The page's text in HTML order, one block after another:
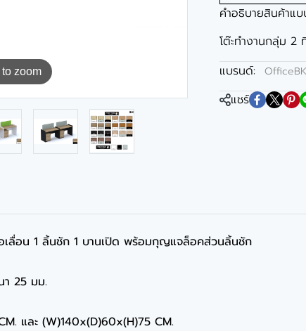
zoom
คำอธิบายสินค้าแ
โต๊ะทำงานกลุ่ม
แบรนด์:
แชร์
เลื่อน 1 ลิ้นชัก 1 บานเปิด พร้อมกุญแจล็อคส่วนลิ้นชัก
า 25 มม.
และ (W)140x(D)60x(H)75 CM.